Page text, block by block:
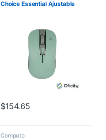
Choice Essential Ajustable
$154.65
Computo